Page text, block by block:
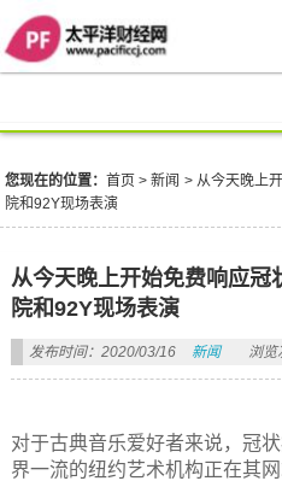
您现在的位置：首页 >新闻 >从今天晚上
院和92Y现场表演
从今天晚上开始免费响应冠
院和92Y现场表演
发布时间：2020/03/16 新闻 浏览
对于古典音乐爱好者来说，冠
界一流的纽约艺术机构正在其